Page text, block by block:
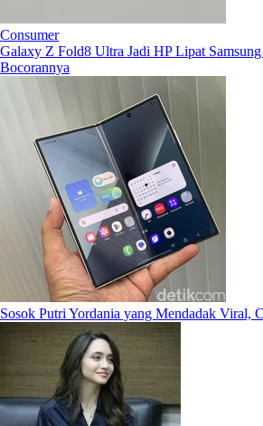
Consumer
Galaxy Z Fold8 Ultra Jadi HP Lipat
Bocorannya
Sosok Putri Yordania yang Mendadak Viral,